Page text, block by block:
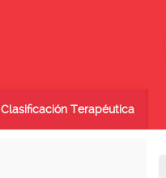
Clasificación Terapéutica